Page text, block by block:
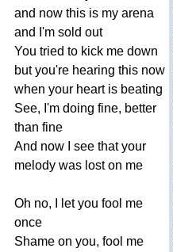
and now this is my arena
and I'm sold out
You tried to kick me down
but you're hearing this now
when your heart is beating
See, I'm doing fine, better
than fine
And now see that your
melody was lost on me
Oh no, let you fool me
once
Shame on you, fool me